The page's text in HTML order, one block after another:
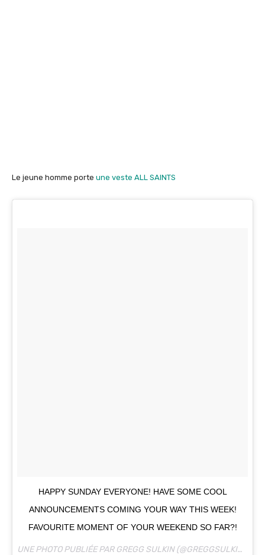
Le jeune homme porte une veste ALL SAINTS
HAPPY SUNDAY EVERYONE! HAVE SOME COOL
ANNOUNCEMENTS COMING YOUR WAY THIS WEEK!
FAVOURITE MOMENT OF YOUR WEEKEND SO FAR?!
UNE PHOTO PUBLIÉE PAR GREGG SULKIN (@GREGGSULKIN) LE